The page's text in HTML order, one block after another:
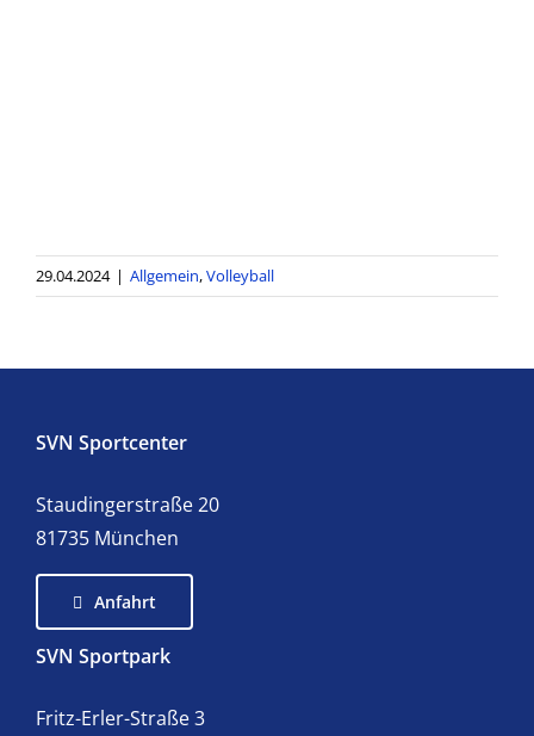
29.04.2024 | Allgemein,Volleyball
SVN Sportcenter
Staudingerstraße 20
81735 München
Anfahrt
SVN Sportpark
Fritz-Erler-Straße 3